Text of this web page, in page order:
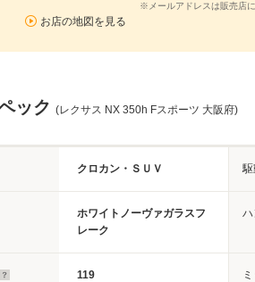
※メールアドレスは販売店
お店の地図を見る
ック (レクサス NX 350h Fスポーツ 大阪府)
クロカン・ＳＵＶ
ホワイトノーヴァガラスフ
レーク
119